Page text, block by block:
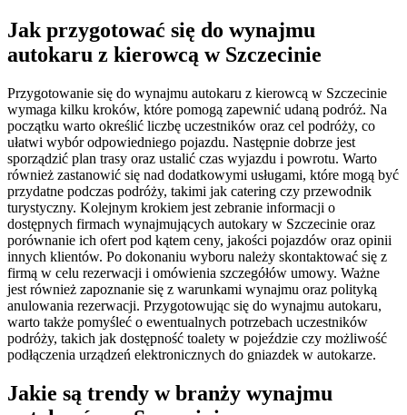
Jak przygotować się do wynajmu
autokaru z kierowcą w Szczecinie
Przygotowanie się do wynajmu autokaru z kierowcą w Szczecinie
wymaga kilku kroków, które pomogą zapewnić udaną podróż. Na
początku warto określić liczbę uczestników oraz cel podróży, co
ułatwi wybór odpowiedniego pojazdu. Następnie dobrze jest
sporządzić plan trasy oraz ustalić czas wyjazdu i powrotu. Warto
również zastanowić się nad dodatkowymi usługami, które mogą być
przydatne podczas podróży, takimi jak catering czy przewodnik
turystyczny. Kolejnym krokiem jest zebranie informacji o
dostępnych firmach wynajmujących autokary w Szczecinie oraz
porównanie ich ofert pod kątem ceny, jakości pojazdów oraz opinii
innych klientów. Po dokonaniu wyboru należy skontaktować się z
firmą w celu rezerwacji i omówienia szczegółów umowy. Ważne
jest również zapoznanie się z warunkami wynajmu oraz polityką
anulowania rezerwacji. Przygotowując się do wynajmu autokaru,
warto także pomyśleć o ewentualnych potrzebach uczestników
podróży, takich jak dostępność toalety w pojeździe czy możliwość
podłączenia urządzeń elektronicznych do gniazdek w autokarze.
Jakie są trendy w branży wynajmu